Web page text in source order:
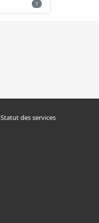
1
Statut des services